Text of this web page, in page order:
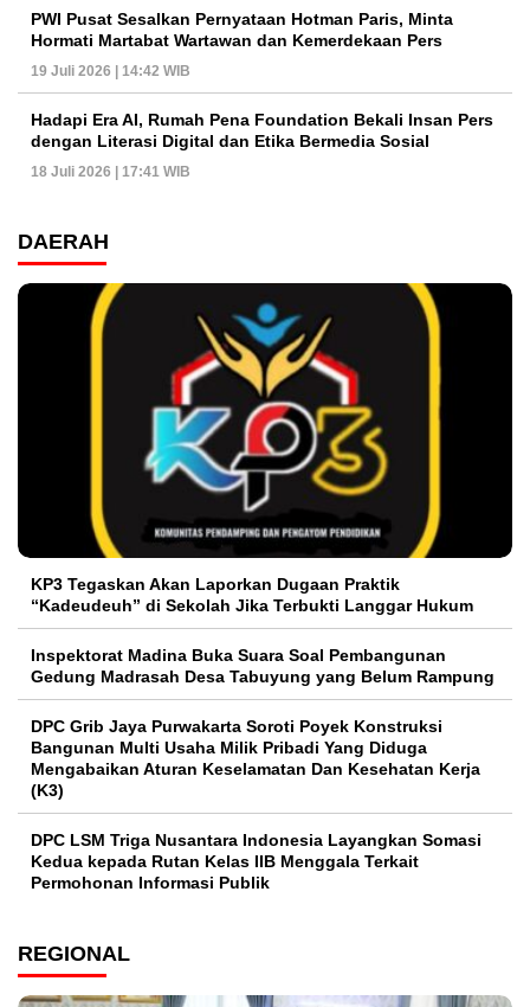
PWI Pusat Sesalkan Pernyataan Hotman Paris, Minta
Hormati Martabat Wartawan dan Kemerdekaan Pers
19 Juli 2026 | 14:42 WIB
Hadapi Era AI, Rumah Pena Foundation Bekali Insan Pers
dengan Literasi Digital dan Etika Bermedia Sosial
18 Juli 2026 | 17:41 WIB
DAERAH
KP3 Tegaskan Akan Laporkan Dugaan Praktik
“Kadeudeuh” di Sekolah Jika Terbukti Langgar Hukum
Inspektorat Madina Buka Suara Soal Pembangunan
Gedung Madrasah Desa Tabuyung yang Belum Rampung
DPC Grib Jaya Purwakarta Soroti Poyek Konstruksi
Bangunan Multi Usaha Milik Pribadi Yang Diduga
Mengabaikan Aturan Keselamatan Dan Kesehatan Kerja
(K3)
DPC LSM Triga Nusantara Indonesia Layangkan Somasi
Kedua kepada Rutan Kelas IIB Menggala Terkait
Permohonan Informasi Publik
REGIONAL